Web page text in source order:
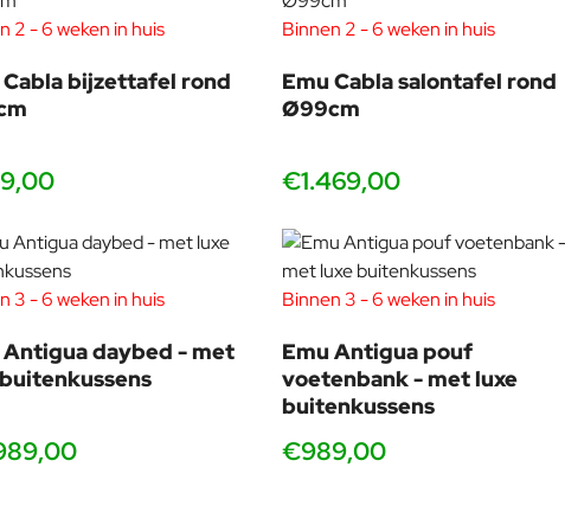
Combineert perfect met
Emu Antigua voetenbank
Emu Antigua 3-zits sofa
Emu Antigua salontafel
Speelse Terramare salontafels
Strakke Cabla salontafels
Outdoor vloerkleden
2 - 6 weken in huis
Cabla bijzettafel rond
Binnen 2 - 6 weken in huis
Emu Cabla salontafel rond
Ø99cm
€1.469,00
3 - 6 weken in huis
Antigua daybed - met
Binnen 3 - 6 weken in huis
Emu Antigua pouf
voetenbank - met luxe
buitenkussens
€989,00